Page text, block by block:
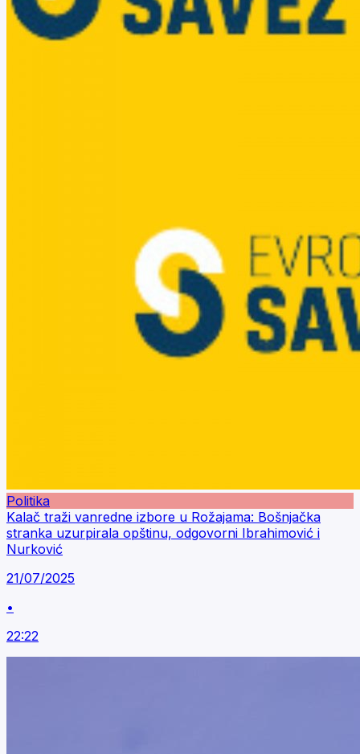
Politika
Kalač traži vanredne izbore u Rožajama: Bošnjačka
stranka uzurpirala opštinu, odgovorni Ibrahimović i
Nurković
21/07/2025
•
22:22